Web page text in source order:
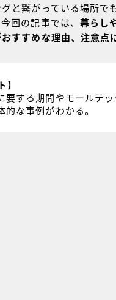
と繋がっている場所
回の記事では、 暮らし
すすめな理由、注意点
する期間やモールテッ
な事例がわかる。